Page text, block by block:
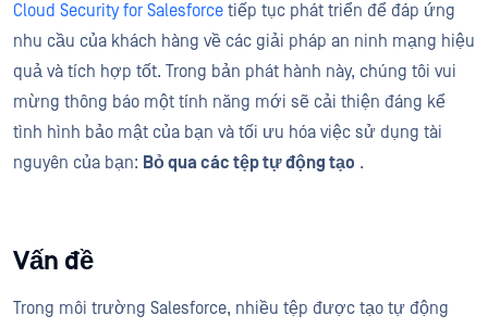
Cloud Security for Salesforce tiếp tục phát triển để đáp ứng
nhu cầu của khách hàng về các giải pháp an ninh mạng hiệu
quả và tích hợp tốt. Trong bản phát hành này, chúng tôi vui
mừng thông báo một tính năng mới sẽ cải thiện đáng kể
tình hình bảo mật của bạn và tối ưu hóa việc sử dụng tài
nguyên của bạn: Bỏ qua các tệp tự động tạo .
Vấn đề
Trong môi trường Salesforce, nhiều tệp được tạo tự động